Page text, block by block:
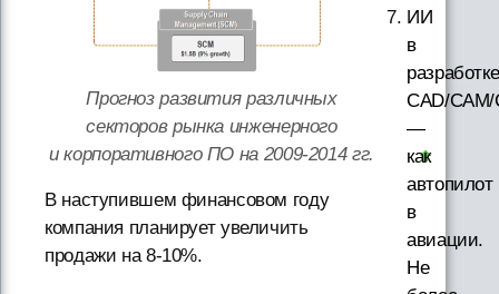
Прогноз развития различных
секторов рынка инженерного
и корпоративного ПО на 2009-2014 гг.
В наступившем финансовом году
компания планирует увеличить
продажи на8-10%.
ИИ
в
разработке
CAD/
—
как
автопилот
в
авиации.
Не